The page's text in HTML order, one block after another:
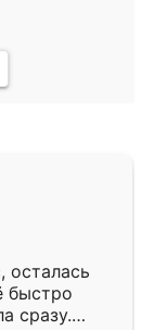
осталась
быстро
сразу.